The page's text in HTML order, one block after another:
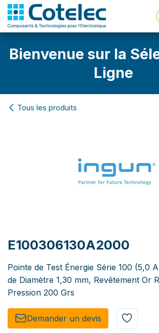
Bienvenue sur la
Ligne
Tous les produits
E100306130A2000
Pointe de Test Énergie Série 100 (5,0
de Diamètre 1,30 mm, Revêtement Or
Pression 200 Grs
Demander un de​​vis​​